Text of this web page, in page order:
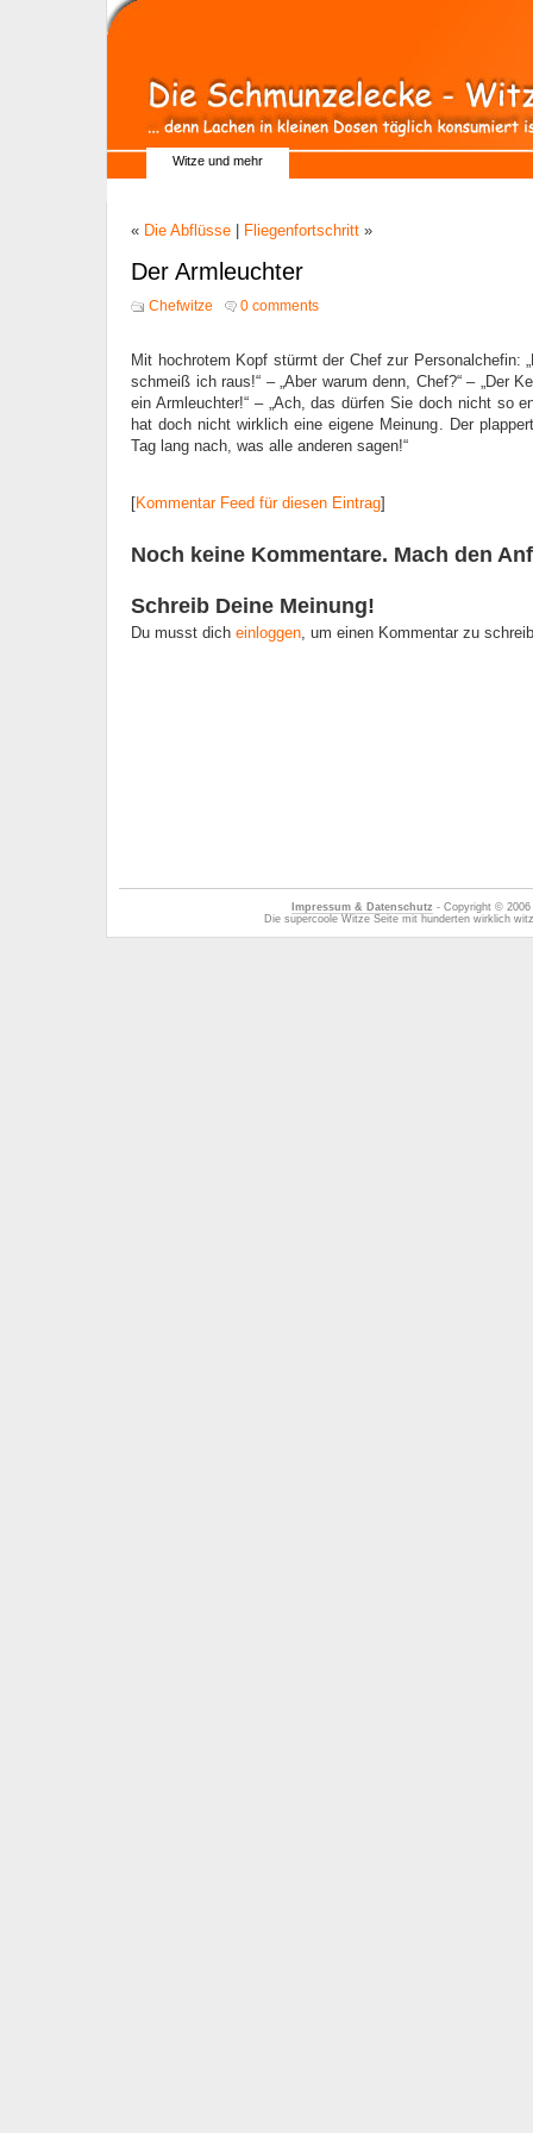
Witze und mehr
« Die Abflüsse Fliegenfortschritt »
Der Armleuchter
Chefwitze 0 comments
Mit hochrotem Kopf stürmt der Chef zur Personalchefin:
schmeiß ich raus!“ – „Aber warum denn, Chef?“ – „Der
ein Armleuchter!“ – „Ach, das dürfen Sie doch nicht so
hat doch nicht wirklich eine eigene Meinung. Der
Tag lang nach, was alle anderen sagen!“
[Kommentar Feed für diesen Eintrag]
Noch keine Kommentare. Mach den
Schreib Deine Meinung!
Du musst dich einloggen, um einen Kommentar zu
Impressum & Datenschutz - Copyright ©
Die supercoole Witze Seite mit hunderten wirklich